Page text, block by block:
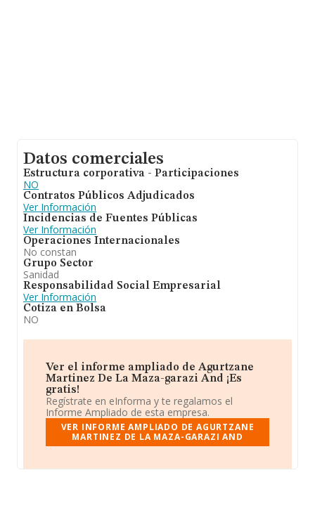
Datos comerciales
Estructura corporativa - Participaciones
NO
Contratos Públicos Adjudicados
Ver Información
Incidencias de Fuentes Públicas
Ver Información
Operaciones Internacionales
No constan
Grupo Sector
Sanidad
Responsabilidad Social Empresarial
Ver Información
Cotiza en Bolsa
NO
Ver el informe ampliado de Agurtzane
Martinez De La Maza-garazi And ¡Es
gratis!
Regístrate en eInforma y te regalamos el
Informe Ampliado de esta empresa.
VER INFORME AMPLIADO DE AGURTZANE
MARTINEZ DE LA MAZA-GARAZI AND